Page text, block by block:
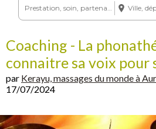
Coaching - La
connaitre sa voix pour
par Kerayu, massages du monde à
17/07/2024